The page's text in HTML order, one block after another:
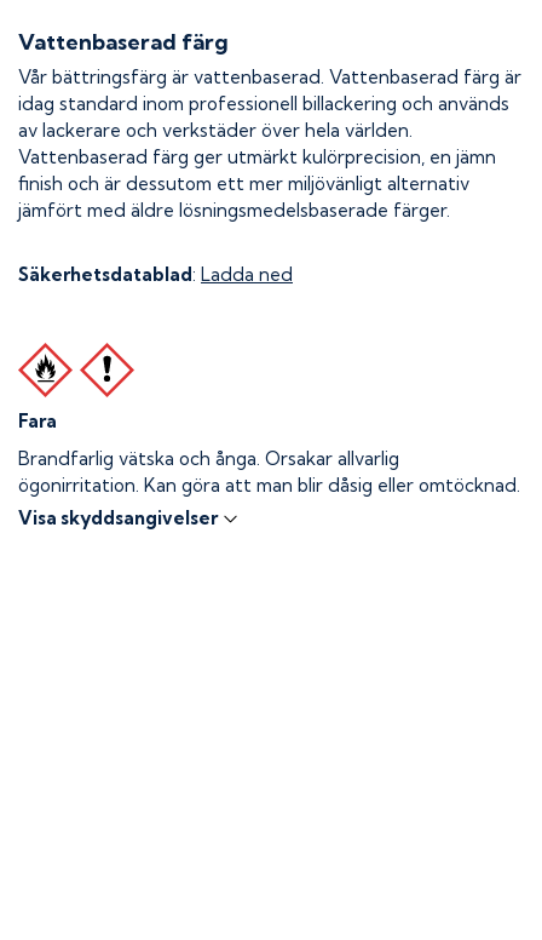
Vattenbaserad färg
Vår bättringsfärg är vattenbaserad. Vattenbaserad färg är
idag standard inom professionell billackering och används
av lackerare och verkstäder över hela världen.
Vattenbaserad färg ger utmärkt kulörprecision, en jämn
finish och är dessutom ett mer miljövänligt alternativ
jämfört med äldre lösningsmedelsbaserade färger.
Säkerhetsdatablad: Ladda ned
Fara
Brandfarlig vätska och ånga. Orsakar allvarlig
ögonirritation. Kan göra att man blir dåsig eller omtöcknad.
Visa skyddsangivelser